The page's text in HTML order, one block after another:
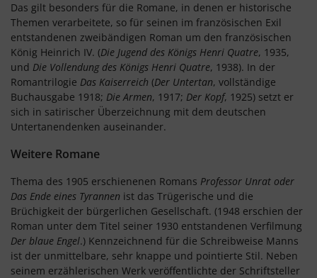
Das gilt besonders für die Romane, in denen er historische
Themen verarbeitete, so für seinen im französischen Exil
entstandenen zweibändigen Roman um den französischen
König Heinrich IV. (Die Jugend des Königs Henri Quatre, 1935,
und Die Vollendung des Königs Henri Quatre, 1938). In der
Romantrilogie Das Kaiserreich (Der Untertan, vollständige
Buchausgabe 1918; Die Armen, 1917; Der Kopf, 1925) setzt er
sich in satirischer Überzeichnung mit dem deutschen
Untertanendenken auseinander.
Weitere Romane
Thema des 1905 erschienenen Romans Professor Unrat oder
Das Ende eines Tyrannen ist das Trügerische und die
Brüchigkeit der bürgerlichen Gesellschaft. (1948 erschien der
Roman unter dem Titel seiner 1930 entstandenen Verfilmung
Der blaue Engel.) Kennzeichnend für die Schreibweise Manns
ist der unmittelbare, sehr knappe und pointierte Stil. Neben
seinem erzählerischen Werk veröffentlichte der Schriftsteller